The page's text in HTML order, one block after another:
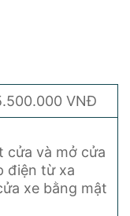
VNĐ
cửa và mở cửa
điện từ xa
xe bằng mật